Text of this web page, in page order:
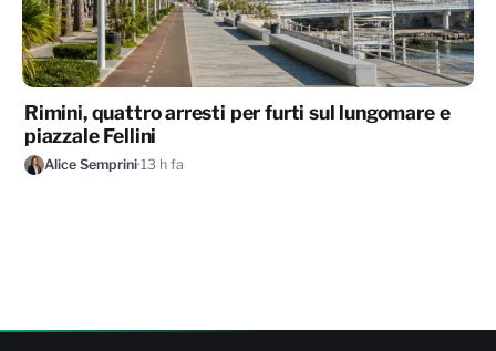
Rimini, quattro arresti per furti sul lungomare e
piazzale Fellini
Alice Semprini·13 h fa